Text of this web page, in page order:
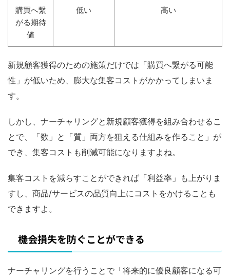
購買へ繋
がる期待
値
低い 高い
新規顧客獲得のための施策だけでは「購買へ繋がる可能
性」が低いため、膨大な集客コストがかかってしまいま
す。
しかし、ナーチャリングと新規顧客獲得を組み合わせるこ
とで、「数」と「質」両方を狙える仕組みを作ること」が
でき、集客コストも削減可能になりますよね。
集客コストを減らすことができれば「利益率」も上がりま
すし、商品/サービスの品質向上にコストをかけることも
できますよ。
機会損失を防ぐことができる
ナーチャリングを行うことで「将来的に優良顧客になる可